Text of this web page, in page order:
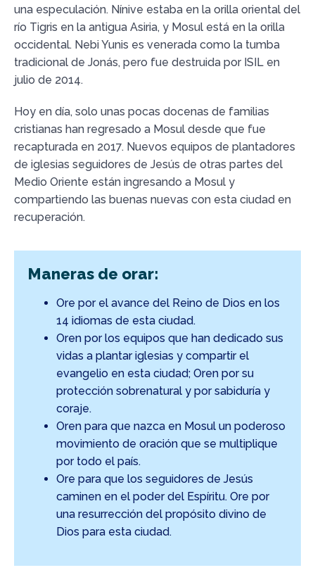
una especulación. Nínive estaba en la orilla oriental del
río Tigris en la antigua Asiria, y Mosul está en la orilla
occidental. Nebi Yunis es venerada como la tumba
tradicional de Jonás, pero fue destruida por ISIL en
julio de 2014.
Hoy en día, solo unas pocas docenas de familias
cristianas han regresado a Mosul desde que fue
recapturada en 2017. Nuevos equipos de plantadores
de iglesias seguidores de Jesús de otras partes del
Medio Oriente están ingresando a Mosul y
compartiendo las buenas nuevas con esta ciudad en
recuperación.
Maneras de orar:
Ore por el avance del Reino de Dios en los
14 idiomas de esta ciudad.
Oren por los equipos que han dedicado sus
vidas a plantar iglesias y compartir el
evangelio en esta ciudad; Oren por su
protección sobrenatural y por sabiduría y
coraje.
Oren para que nazca en Mosul un poderoso
movimiento de oración que se multiplique
por todo el país.
Ore para que los seguidores de Jesús
caminen en el poder del Espíritu. Ore por
una resurrección del propósito divino de
Dios para esta ciudad.